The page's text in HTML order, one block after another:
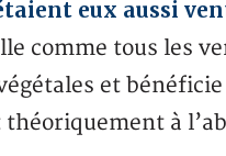
eux aussi
comme tous les
et
à